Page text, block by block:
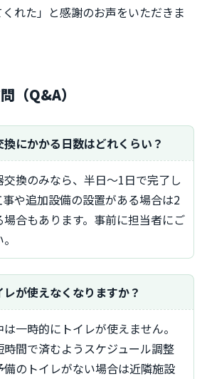
れた」と感謝のお声をいただきま
（Q&A）
換にかかる日数はどれくらい？
事や追加設備の設置がある場合は2
場合もあります。事前に担当者にご
レが使えなくなりますか？
時間で済むようスケジュール調整
備のトイレがない場合は近隣施設